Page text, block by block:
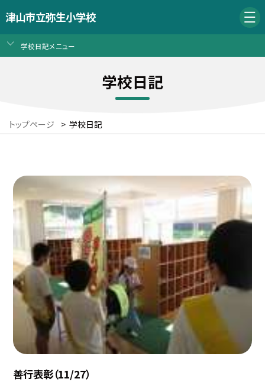
津山市立弥生小学校
学校日記メニュー
学校日記
トップページ > 学校日記
善行表彰（11/27）